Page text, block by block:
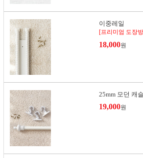
이중레일
[프리미엄 도장
18,000원
25mm 모던 캐
19,000원